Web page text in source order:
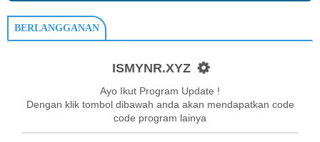
BERLANGGANAN
ISMYNR.XYZ
Ayo Ikut Program Update !
Dengan klik tombol dibawah anda akan mendapatkan code
code program lainya